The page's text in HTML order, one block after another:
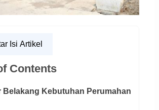
Isi Artikel
Contents
Belakang Kebutuhan Perumahan